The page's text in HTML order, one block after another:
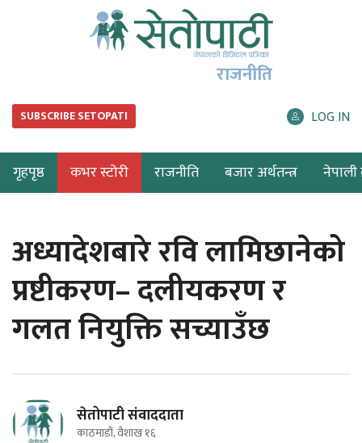
राजनीति
SUBSCRIBE SETOPATI LOG IN
गृहपृष्ठ कभर स्टोरी राजनीति बजार अर्थतन्त्र नेपाली
अध्यादेशबारे रवि लामिछानेको
प्रष्टीकरण– दलीयकरण र
गलत नियुक्ति सच्याउँछ
सेतोपाटी संवाददाता
काठमाडौं, वैशाख १६